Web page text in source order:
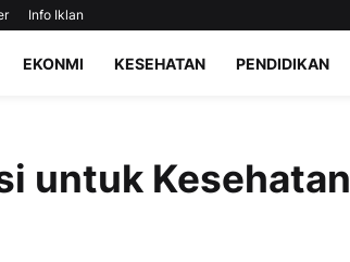
Info Iklan
EKONMI KESEHATAN PENDIDIKAN
untuk Kesehatan